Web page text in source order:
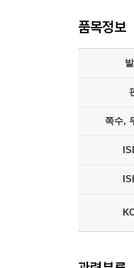
품목정보
쪽수,